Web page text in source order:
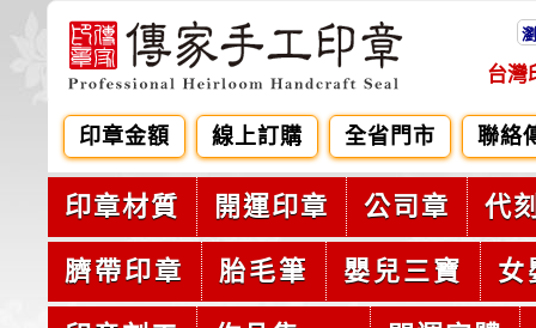
台灣
印章金額 線上訂購 全省門市 聯絡
印章材質 開運印章 公司章 代
臍帶印章 胎毛筆 嬰兒三寶 女